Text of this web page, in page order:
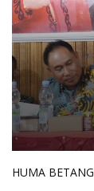
HUMA BETANG